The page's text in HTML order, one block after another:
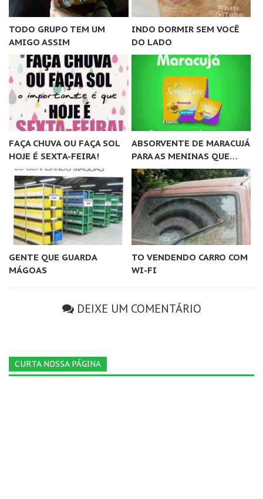
TODO GRUPO TEM UM
AMIGO ASSIM
INDO DORMIR SEM VOCÊ
DO LADO
FAÇA CHUVA OU FAÇA SOL
HOJE É SEXTA-FEIRA!
ABSORVENTE DE MARACUJÁ
PARA AS MENINAS QUE…
GENTE QUE GUARDA
MÁGOAS
TO VENDENDO CARRO COM
WI-FI
DEIXE UM COMENTÁRIO
CURTA NOSSA PÁGINA